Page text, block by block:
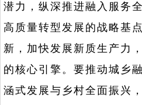
潜力，纵深推进融入服务
高质量转型发展的战略基
新，加快发展新质生产力
的核心引擎。要推动城乡
涵式发展与乡村全面振兴